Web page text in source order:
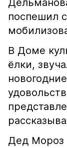
поспешил
В Доме
ёлки,
Дед Мороз